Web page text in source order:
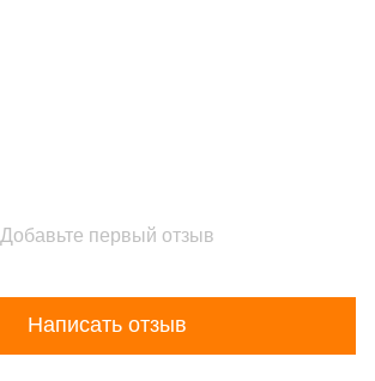
Добавьте первый отзыв
Написать отзыв